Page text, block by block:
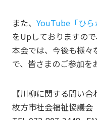
また、 YouTube「ひら
をUpしておりますの
本会では、今後も様々
で、皆さまのご参加を
【川柳に関する問い合
枚方市社会福祉協議